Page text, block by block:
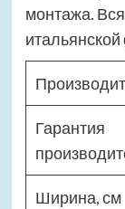
монтажа.
Гарантия
Ширина, см